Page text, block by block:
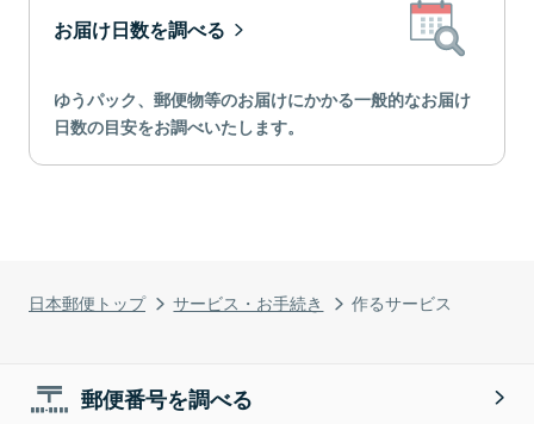
日本郵便トップ サービス・お手続き 作るサービス
お届け日数を調べる
ゆうパック、郵便物等のお届けにかかる一般的なお届け
日数の目安をお調べいたします。
郵便番号を調べる